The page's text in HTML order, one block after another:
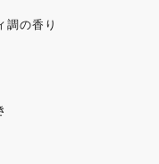
調の香り